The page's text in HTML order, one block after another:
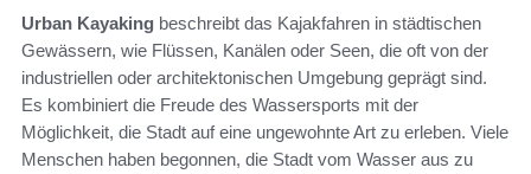
Urban Kayaking beschreibt das Kajakfahren in städtischen
Gewässern, wie Flüssen, Kanälen oder Seen, die oft von der
industriellen oder architektonischen Umgebung geprägt sind.
Es kombiniert die Freude des Wassersports mit der
Möglichkeit, die Stadt auf eine ungewohnte Art zu erleben. Viele
Menschen haben begonnen, die Stadt vom Wasser aus zu